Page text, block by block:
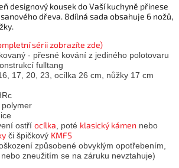
designový kousek do Vaší kuchyně přinese
dřeva. 8dílná sada obsahuje 6 nožů,
sérii zobrazíte zde)
kovaný - přesné kování z jediného polotovaru
fulltang
17, 20, 23, ocílka 26 cm, nůžky 17 cm
polymer
ostří ocílka , poté klasický kámen nebo
či špičkový KMFS
způsobené obvyklým opotřebením,
zneužitím se na záruku nevztahuje)